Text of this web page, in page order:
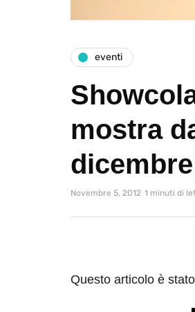
eventi
mostra
dicembre
Novembre 5, 2012 1 minuti di
Questo articolo è